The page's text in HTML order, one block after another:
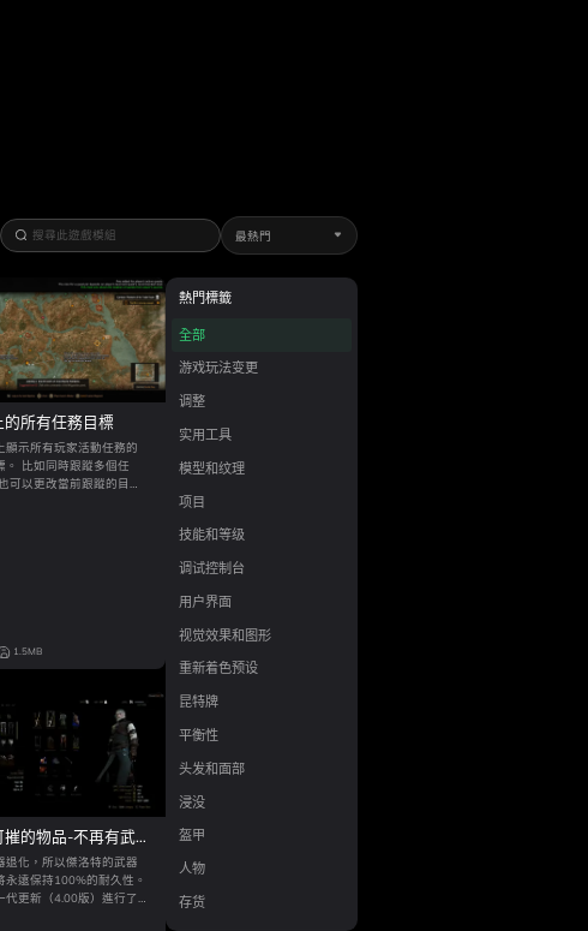
最熱門
的所有任務目標
顯示所有玩家活動任務的
。 比如同時跟蹤多個任
可以更改當前跟蹤的目
1.5MB
摧的物品-不再有武
兼容下一代更新）
退化，所以傑洛特的武器
永遠保持100%的耐久性。
代更新（4.00版）進行了
熱門標籤
全部
游戏玩法变更
调整
实用工具
模型和纹理
项目
技能和等级
调试控制台
用户界面
视觉效果和图形
重新着色预设
昆特牌
平衡性
头发和面部
浸没
盔甲
人物
存货